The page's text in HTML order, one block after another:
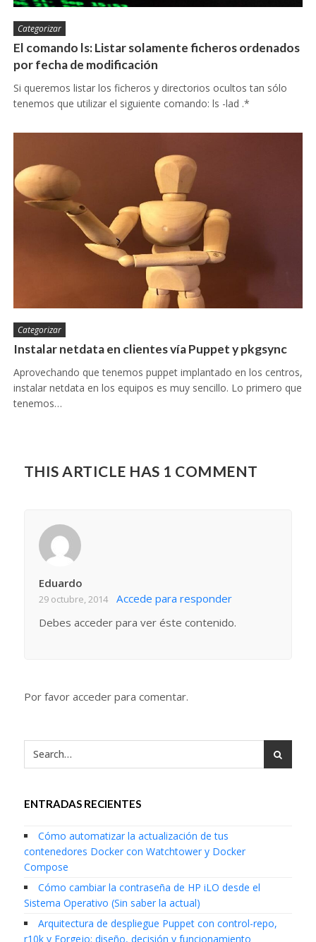
Categorizar
El comando ls: Listar solamente ficheros ordenados
por fecha de modificación
Si queremos listar los ficheros y directorios ocultos tan sólo
tenemos que utilizar el siguiente comando: ls -lad .*
Categorizar
Instalar netdata en clientes vía Puppet y pkgsync
Aprovechando que tenemos puppet implantado en los centros,
instalar netdata en los equipos es muy sencillo. Lo primero que
tenemos…
THIS ARTICLE HAS 1 COMMENT
Eduardo
29 octubre, 2014
Accede para responder
Debes acceder para ver éste contenido.
Por favor acceder para comentar.
ENTRADAS RECIENTES
Cómo automatizar la actualización de tus
contenedores Docker con Watchtower y Docker
Compose
Cómo cambiar la contraseña de HP iLO desde el
Sistema Operativo (Sin saber la actual)
Arquitectura de despliegue Puppet con control-repo,
r10k y Forgejo: diseño, decisión y funcionamiento